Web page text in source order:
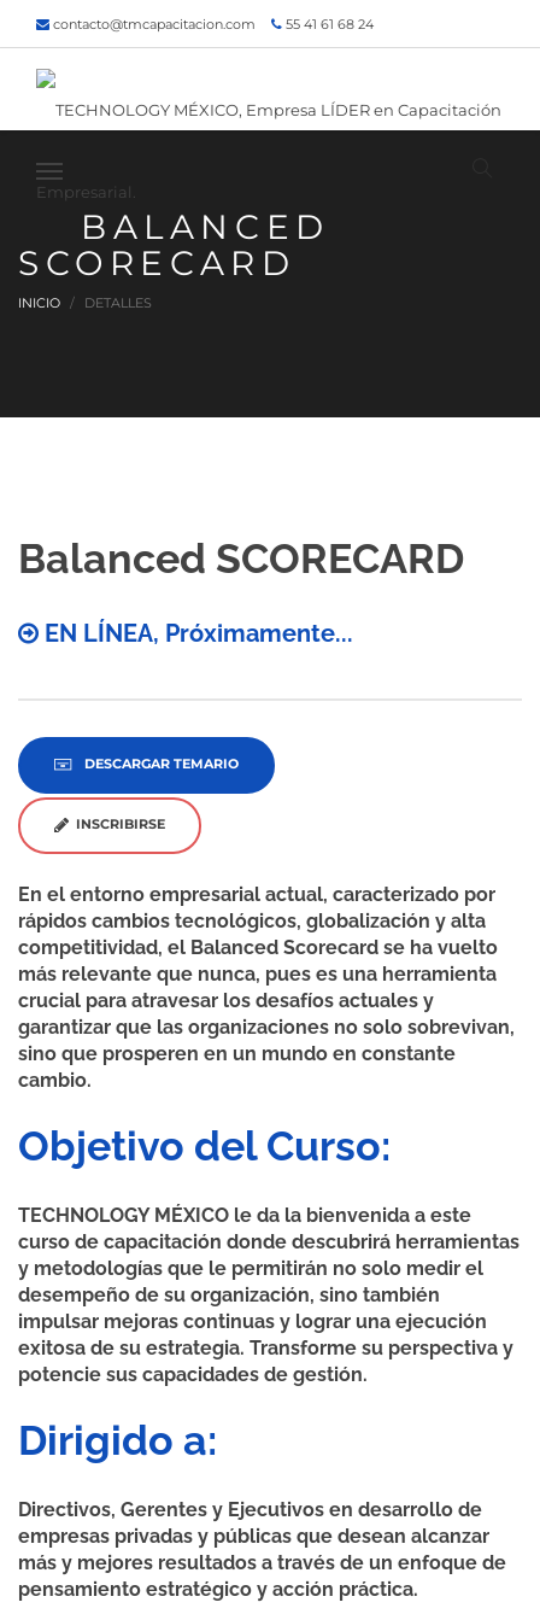
contacto@tmcapacitacion.com 55 41 61 68 24
55 47 60 80 49
Inicio ¿Quiénes somos? Contacto
¡Siguenos!
BALANCED
SCORECARD
INICIO DETALLES
Balanced SCORECARD
EN LÍNEA, Próximamente...
DESCARGAR TEMARIO
INSCRIBIRSE
En el entorno empresarial actual, caracterizado por
rápidos cambios tecnológicos, globalización y alta
competitividad, el Balanced Scorecard se ha vuelto
más relevante que nunca, pues es una herramienta
crucial para atravesar los desafíos actuales y
garantizar que las organizaciones no solo sobrevivan,
sino que prosperen en un mundo en constante
cambio.
Objetivo del Curso:
TECHNOLOGY MÉXICO le da la bienvenida a este
curso de capacitación donde descubrirá herramientas
y metodologías que le permitirán no solo medir el
desempeño de su organización, sino también
impulsar mejoras continuas y lograr una ejecución
exitosa de su estrategia. Transforme su perspectiva y
potencie sus capacidades de gestión.
Dirigido a:
Directivos, Gerentes y Ejecutivos en desarrollo de
empresas privadas y públicas que desean alcanzar
más y mejores resultados a través de un enfoque de
pensamiento estratégico y acción práctica.